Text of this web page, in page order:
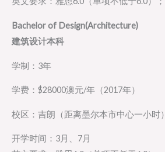
Bachelor of Design(Architecture)
建筑设计本科
学制：3年
学费：$28000澳元/年（2017年）
校区：吉朗（距离墨尔本市中心一小时）
开学时间：3月、7月